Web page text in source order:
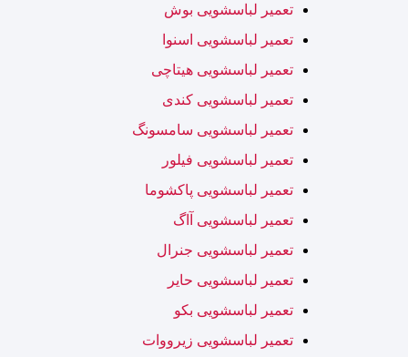
تعمیر لباسشویی بوش
تعمیر لباسشویی اسنوا
تعمیر لباسشویی هیتاچی
تعمیر لباسشویی کندی
تعمیر لباسشویی سامسونگ
تعمیر لباسشویی فیلور
تعمیر لباسشویی پاکشوما
تعمیر لباسشویی آاگ
تعمیر لباسشویی جنرال
تعمیر لباسشویی حایر
تعمیر لباسشویی بکو
تعمیر لباسشویی زیرووات